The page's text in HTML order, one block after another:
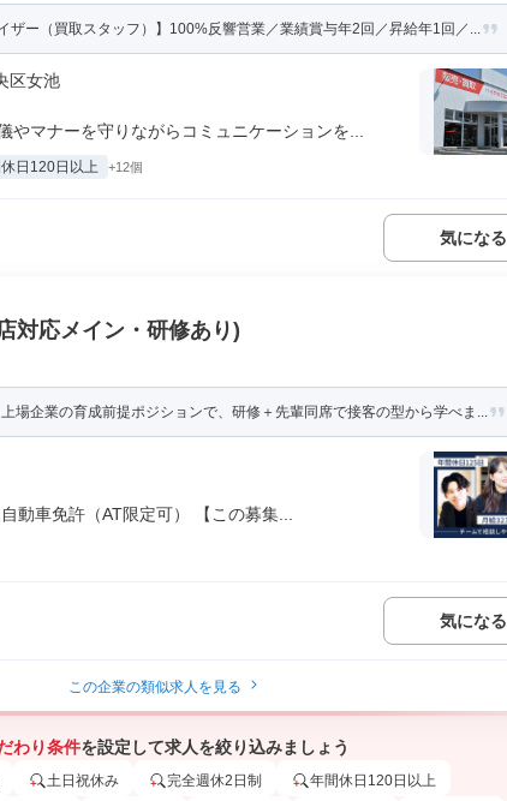
ザー（買取スタッフ）】100%反響営業／業績賞与年2回／昇給年1回／...
区女池
やマナーを守りながらコミュニケーションを...
日120日以上 +12個
気になる
対応メイン・研修あり)
場企業の育成前提ポジションで、研修＋先輩同席で接客の型から学べま...
動車免許（AT限定可） 【この募集...
気になる
この企業の類似求人を見る
わり条件を設定して求人を絞り込みましょう
土日祝休み 完全週休2日制 年間休日120日以上